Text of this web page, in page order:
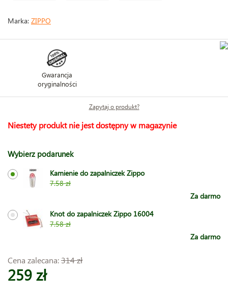
Marka: ZIPPO
Gwarancja
oryginalności
Zapytaj o produkt?
Niestety produkt nie jest dostępny w magazynie
Wybierz podarunek
Kamienie do zapalniczek Zippo
7.58 zł
Za darmo
Knot do zapalniczek Zippo 16004
7.58 zł
Za darmo
Cena zalecana:314 zł
259 zł